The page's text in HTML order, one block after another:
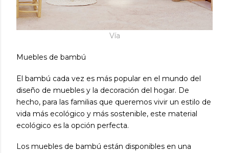
Vía
Muebles de bambú
El bambú cada vez es más popular en el mundo del
diseño de muebles y la decoración del hogar. De
hecho, para las familias que queremos vivir un estilo de
vida más ecológico y más sostenible, este material
ecológico es la opción perfecta.
Los muebles de bambú están disponibles en una